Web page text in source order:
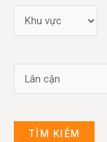
TÌM KIẾM